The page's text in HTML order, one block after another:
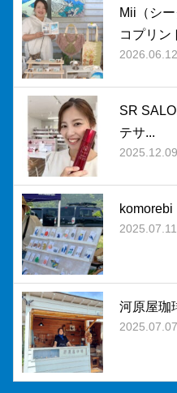
Mii（シ
コプリン
2026.06.12
SR
テサ...
2025.12.09
komorebi
2025.07.11
河原屋珈
2025.07.07